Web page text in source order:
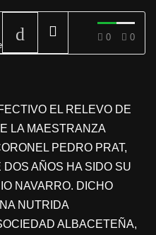
0 0
EL RELEVO DE
LA MAESTRANZA
PEDRO PRAT,
AÑOS HA SIDO SU
NAVARRO. DICHO
NUTRIDA
ALBACETEÑA,